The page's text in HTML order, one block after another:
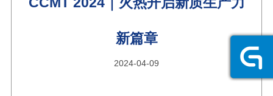
新篇章
2024-04-09